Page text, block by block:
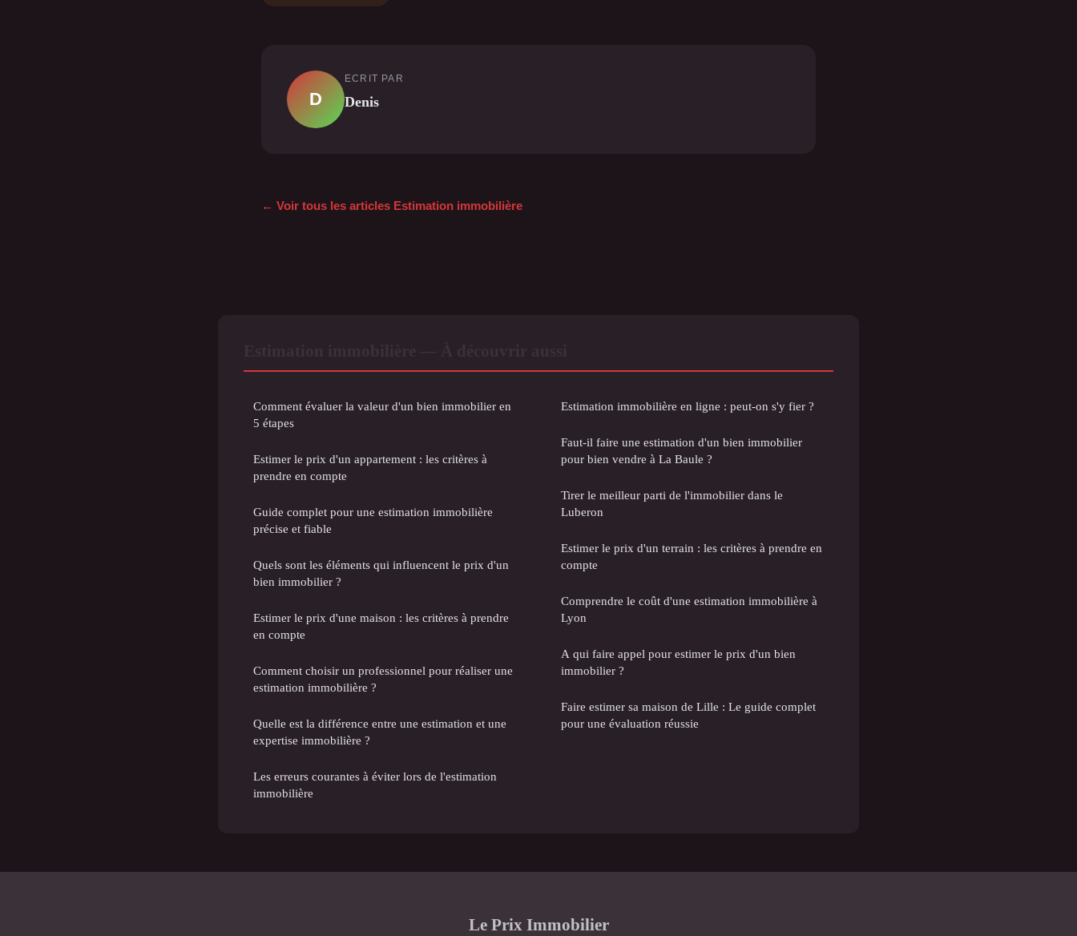
D
ECRIT PAR
Denis
← Voir tous les articles Estimation immobilière
Comment évaluer la valeur d'un bien immobilier en
5 étapes
Estimer le prix d'un appartement : les critères à
prendre en compte
Guide complet pour une estimation immobilière
précise et fiable
Quels sont les éléments qui influencent le prix d'un
bien immobilier ?
Estimer le prix d'une maison : les critères à prendre
en compte
Comment choisir un professionnel pour réaliser une
estimation immobilière ?
Quelle est la différence entre une estimation et une
expertise immobilière ?
Les erreurs courantes à éviter lors de l'estimation
immobilière
Estimation immobilière en ligne : peut-on s'y fier ?
Faut-il faire une estimation d'un bien immobilier
pour bien vendre à La Baule ?
Tirer le meilleur parti de l'immobilier dans le
Luberon
Estimer le prix d'un terrain : les critères à prendre en
compte
Comprendre le coût d'une estimation immobilière à
Lyon
A qui faire appel pour estimer le prix d'un bien
immobilier ?
Faire estimer sa maison de Lille : Le guide complet
pour une évaluation réussie
Le Prix Immobilier